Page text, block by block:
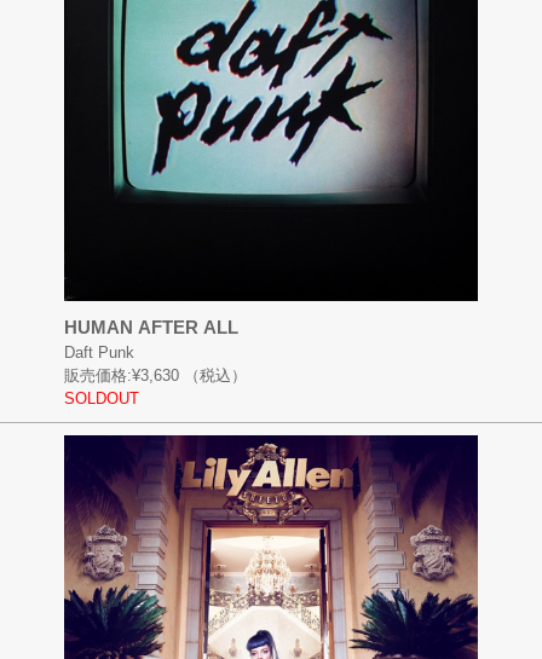
HUMAN AFTER ALL
Daft Punk
販売価格:¥3,630
（税込）
SOLDOUT